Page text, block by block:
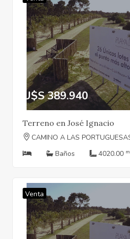
U$S 389.940
Terreno en José Ignacio
CAMINO A LAS
Baños
4020.00
Venta